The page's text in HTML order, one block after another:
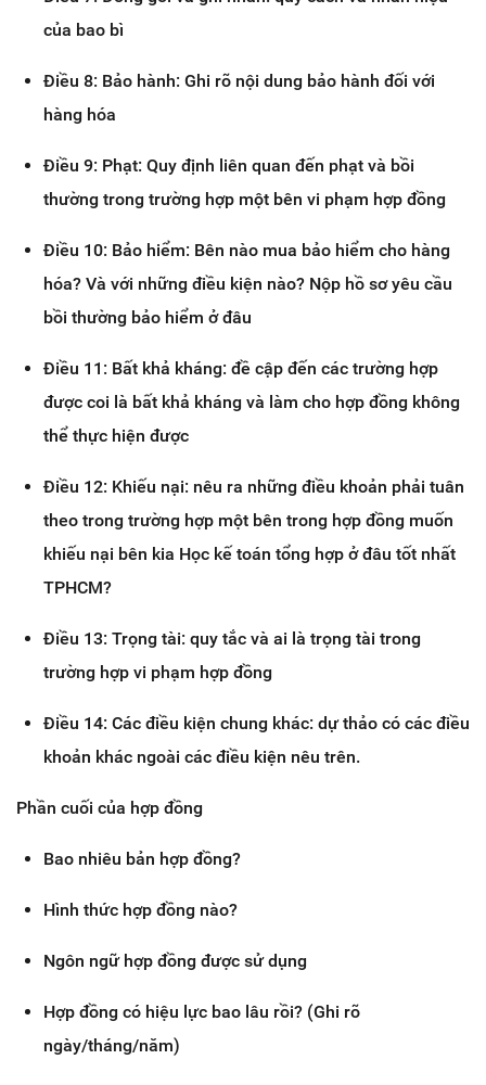
của bao bì
Điều 8: Bảo hành: Ghi rõ nội dung bảo hành đối với
hàng hóa
Điều 9: Phạt: Quy định liên quan đến phạt và bồi
thường trong trường hợp một bên vi phạm hợp đồng
Điều 10: Bảo hiểm: Bên nào mua bảo hiểm cho hàng
hóa? Và với những điều kiện nào? Nộp hồ sơ yêu cầu
bồi thường bảo hiểm ở đâu
Điều 11: Bất khả kháng: đề cập đến các trường hợp
được coi là bất khả kháng và làm cho hợp đồng không
thể thực hiện được
Điều 12: Khiếu nại: nêu ra những điều khoản phải tuân
theo trong trường hợp một bên trong hợp đồng muốn
khiếu nại bên kia Học kế toán tổng hợp ở đâu tốt nhất
TPHCM?
Điều 13: Trọng tài: quy tắc và ai là trọng tài trong
trường hợp vi phạm hợp đồng
Điều 14: Các điều kiện chung khác: dự thảo có các điều
khoản khác ngoài các điều kiện nêu trên.
Phần cuối của hợp đồng
Bao nhiêu bản hợp đồng?
Hình thức hợp đồng nào?
Ngôn ngữ hợp đồng được sử dụng
Hợp đồng có hiệu lực bao lâu rồi? (Ghi rõ
ngày/tháng/năm)